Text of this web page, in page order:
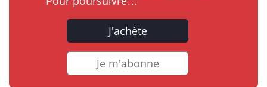
J'achète
Je m'abonne